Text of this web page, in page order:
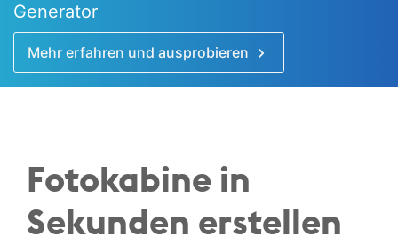
Generator
Mehr erfahren und ausprobieren
Fotokabine in
Sekunden erstellen